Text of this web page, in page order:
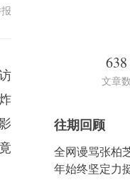
638
文章数
往期回顾
全网谩骂张柏
年始终坚定力